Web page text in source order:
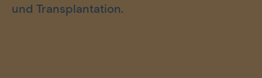
und Transplantation.